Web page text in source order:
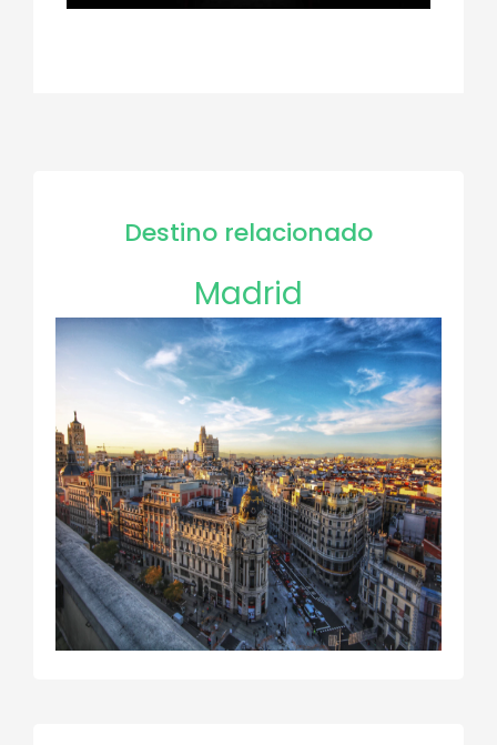
Destino relacionado
Madrid